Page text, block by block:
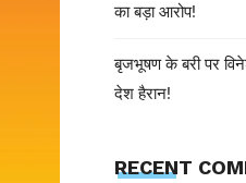
का बड़ा आरोप!
बृजभूषण के बरी पर
देश हैरान!
RECENT